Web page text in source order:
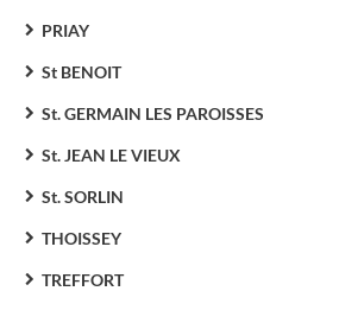
PRIAY
St BENOIT
St. GERMAIN LES PAROISSES
St. JEAN LE VIEUX
St. SORLIN
THOISSEY
TREFFORT